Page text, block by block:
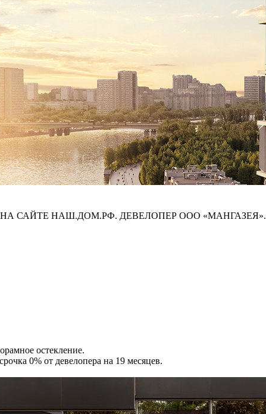
НА САЙТЕ НАШ.ДОМ.РФ. ДЕВЕЛОПЕР ООО «МАНГАЗЕЯ».
остекление.
0% от девелопера на 19 месяцев.